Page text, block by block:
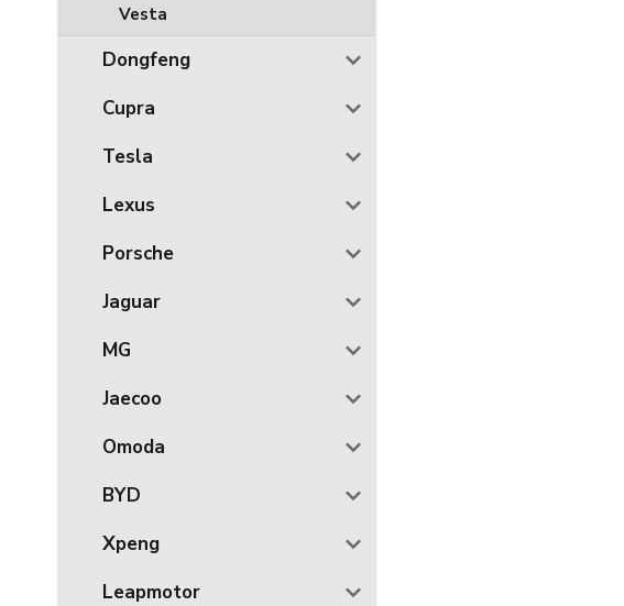
Vesta
Dongfeng
Cupra
Tesla
Lexus
Porsche
Jaguar
MG
Jaecoo
Omoda
BYD
Xpeng
Leapmotor